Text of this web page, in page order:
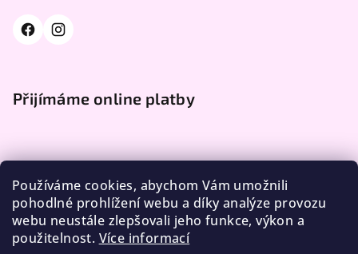
Používáme cookies, abychom Vám umožnili
pohodlné prohlížení webu a díky analýze provozu
webu neustále zlepšovali jeho funkce, výkon a
použitelnost. Více informací
Přijímáme online platby
Facebook